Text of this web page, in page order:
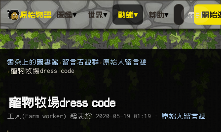
原始物語 圖鑑▾ 世界▾ 動態▾ 幫助▾
搜尋萬物
搜人物、
索引開始
雲朵上的圖書館 留言石碑群
原始人留言碑
寵物牧場dress code
寵物牧場dress code
工人(Farm worker) 發表於 2020-05-19 01:19 · 原始人留言碑